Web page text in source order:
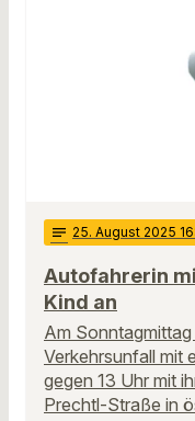
notes 25. August 2025
Autofahrerin
Kind an
Am
Verkehrsunfall mit
gegen 13 Uhr mit
Prechtl-Straße in